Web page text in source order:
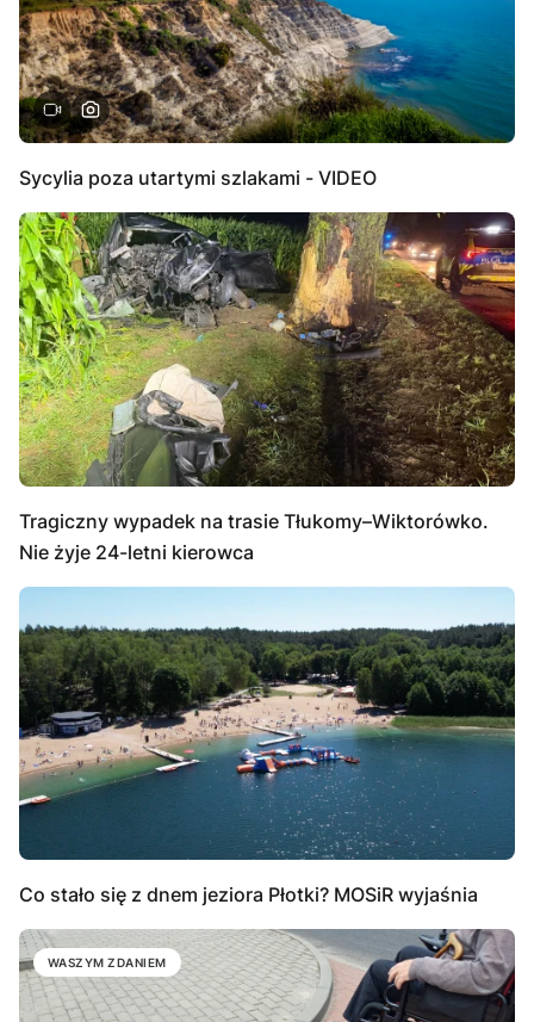
Sycylia poza utartymi szlakami - VIDEO
Tragiczny wypadek na trasie Tłukomy–Wiktorówko.
Nie żyje 24-letni kierowca
Co stało się z dnem jeziora Płotki? MOSiR wyjaśnia
WASZYM ZDANIEM